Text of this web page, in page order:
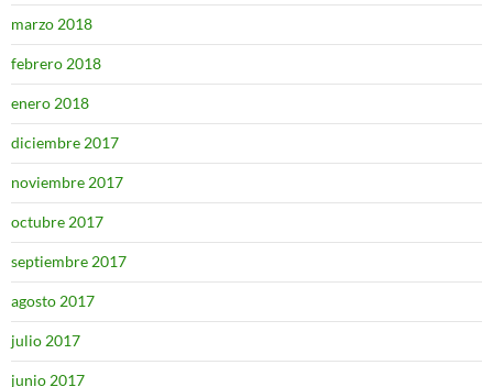
marzo 2018
febrero 2018
enero 2018
diciembre 2017
noviembre 2017
octubre 2017
septiembre 2017
agosto 2017
julio 2017
junio 2017